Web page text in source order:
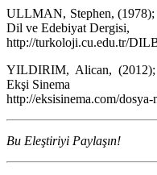
ULLMAN, Stephen, (1978);
Dil ve Edebiyat Dergisi,
http://turkoloji.cu.edu.tr/
YILDIRIM, Alican, (2012);
Ekşi Sinema
http://eksisinema.com/
Bu Eleştiriyi Paylaşın!